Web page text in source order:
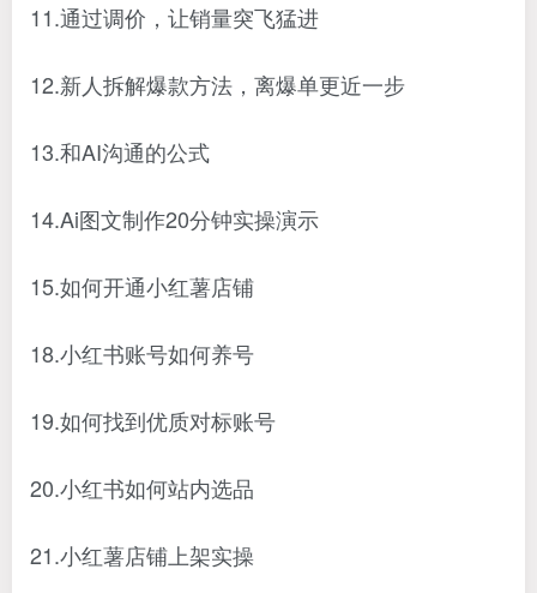
11.通过调价，让销量突飞猛进
12.新人拆解爆款方法，离爆单更近一步
13.和AI沟通的公式
14.Ai图文制作20分钟实操演示
15.如何开通小红薯店铺
18.小红书账号如何养号
19.如何找到优质对标账号
20.小红书如何站内选品
21.小红薯店铺上架实操